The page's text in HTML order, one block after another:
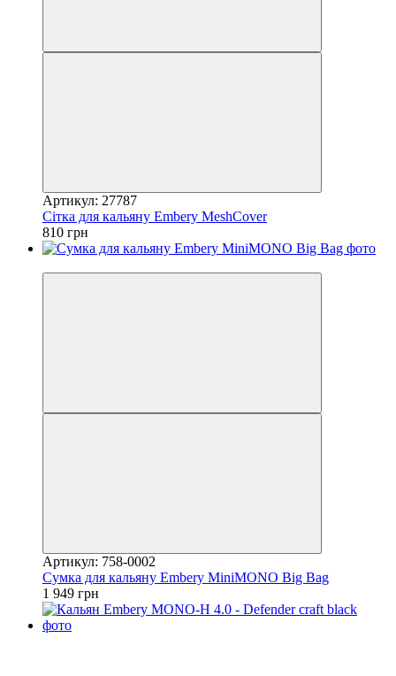
Артикул: 27787
Сітка для кальяну Embery MeshCover
810 грн
Артикул: 758-0002
Сумка для кальяну Embery MiniMONO Big Bag
1 949 грн